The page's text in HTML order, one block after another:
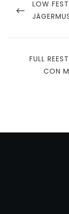
de
entradas
PREVIOUS
POST
LOW
NEXT
POST
FULL
CON